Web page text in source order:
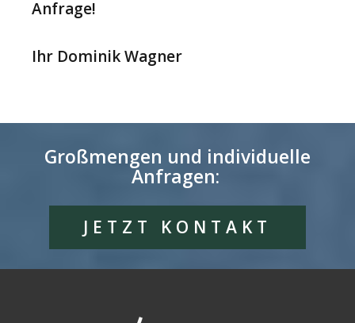
Anfrage!
Ihr Dominik Wagner
Großmengen und individuelle
Anfragen:
JETZT KONTAKT